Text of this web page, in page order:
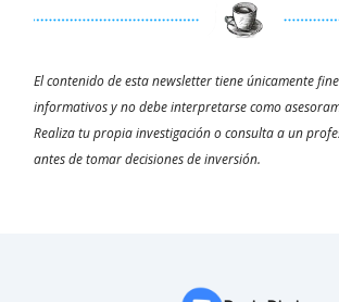
El contenido de esta newsletter tiene únicamente
informativos y no debe interpretarse como
Realiza tu propia investigación o consulta a un
antes de tomar decisiones de inversión.